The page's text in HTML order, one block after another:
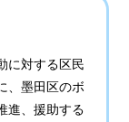
に対する区民
、墨田区のボ
進、援助する